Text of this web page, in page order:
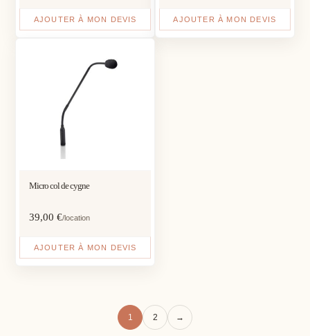
AJOUTER À MON DEVIS AJOUTER À MON DEVIS
Micro col de cygne
39,00€/location
AJOUTER À MON DEVIS
1 2 →